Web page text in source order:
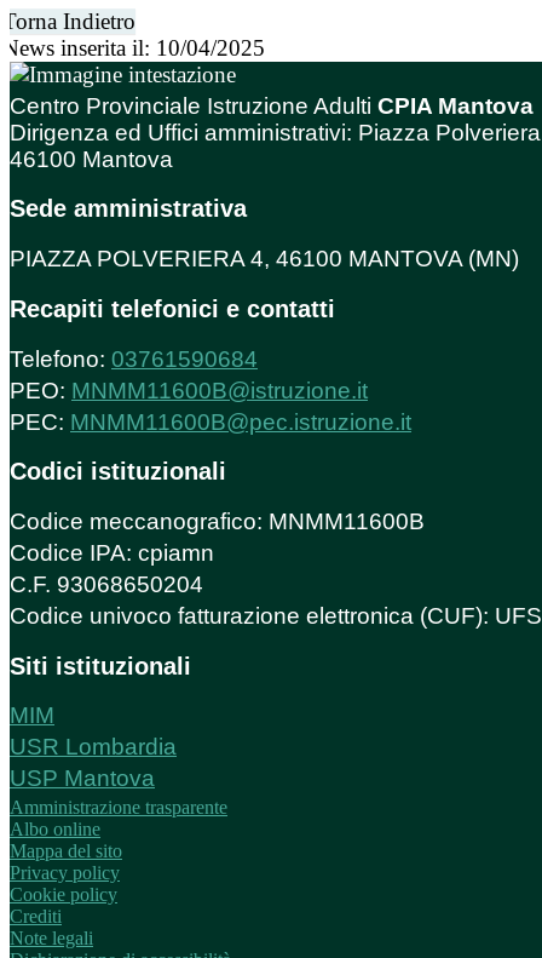
Torna Indietro
News inserita il: 10/04/2025
Centro Provinciale Istruzione Adulti CPIA Mantova
Dirigenza ed Uffici amministrativi: Piazza
46100 Mantova
Sede amministrativa
PIAZZA POLVERIERA 4, 46100 MANTOVA (MN)
Recapiti telefonici e contatti
Telefono: 03761590684
PEO: MNMM11600B@istruzione.it
PEC: MNMM11600B@pec.istruzione.it
Codici istituzionali
Codice meccanografico: MNMM11600B
Codice IPA: cpiamn
C.F. 93068650204
Codice univoco fatturazione elettronica (CUF):
Siti istituzionali
MIM
USR Lombardia
USP Mantova
Amministrazione trasparente
Albo online
Mappa del sito
Privacy policy
Cookie policy
Crediti
Note legali